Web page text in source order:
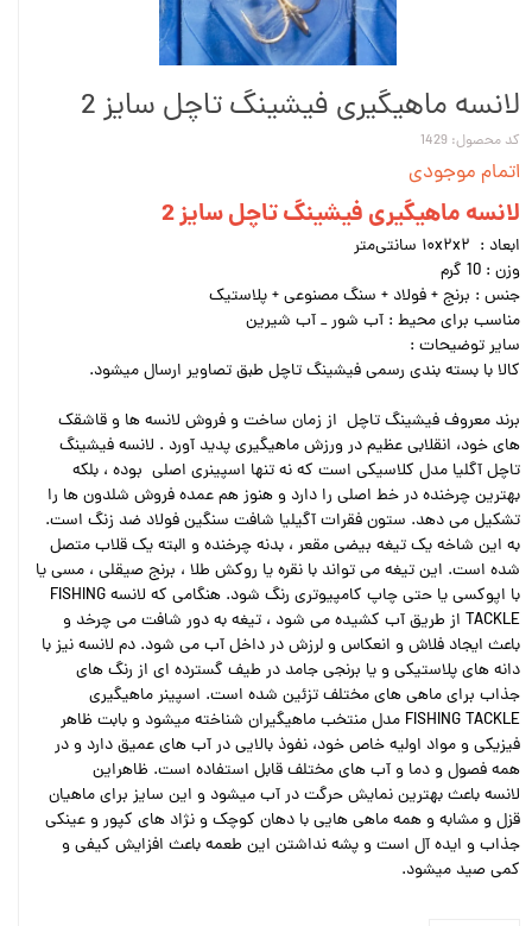
لانسه ماهیگیری فیشینگ تاچل سایز 2
کد محصول: 1429
اتمام موجودی
لانسه ماهیگیری فیشینگ تاچل سایز 2
ابعاد : ۱۰x۲x۲ سانتی‌متر
وزن : 10 گرم
جنس : برنج + فولاد + سنگ مصنوعی + پلاستیک
مناسب برای محیط : آب شور _ آب شیرین
سایر توضیحات :
کالا با بسته بندی رسمی فیشینگ تاچل طبق تصاویر ارسال میشود.
برند معروف فیشینگ تاچل از زمان ساخت و فروش لانسه ها و قاشقک
های خود، انقلابی عظیم در ورزش ماهیگیری پدید آورد . لانسه فیشینگ
تاچل آگلیا مدل کلاسیکی است که نه تنها اسپینری اصلی بوده ، بلکه
بهترین چرخنده در خط اصلی را دارد و هنوز هم عمده فروش شلدون ها را
تشکیل می دهد. ستون فقرات آگیلیا شافت سنگین فولاد ضد زنگ است.
به این شاخه یک تیغه بیضی مقعر ، بدنه چرخنده و البته یک قلاب متصل
شده است. این تیغه می تواند با نقره یا روکش طلا ، برنج صیقلی ، مسی یا
با اپوکسی یا حتی چاپ کامپیوتری رنگ شود. هنگامی که لانسه FISHING
TACKLE از طریق آب کشیده می شود ، تیغه به دور شافت می چرخد و
باعث ایجاد فلاش و انعکاس و لرزش در داخل آب می شود. دم لانسه نیز با
دانه های پلاستیکی و یا برنجی جامد در طیف گسترده ای از رنگ های
جذاب برای ماهی های مختلف تزئین شده است. اسپینر ماهیگیری
FISHING TACKLE مدل منتخب ماهیگیران شناخته میشود و بابت ظاهر
فیزیکی و مواد اولیه خاص خود، نفوذ بالایی در آب های عمیق دارد و در
همه فصول و دما و آب های مختلف قابل استفاده است. ظاهراین
لانسه باعث بهترین نمایش حرگت در آب میشود و این سایز برای ماهیان
قزل و مشابه و همه ماهی هایی با دهان کوچک و نژاد های کپور و عینکی
جذاب و ایده آل است و پشه نداشتن این طعمه باعث افزایش کیفی و
کمی صید میشود.